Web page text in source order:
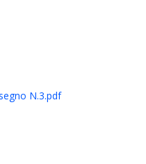
N.3.pdf